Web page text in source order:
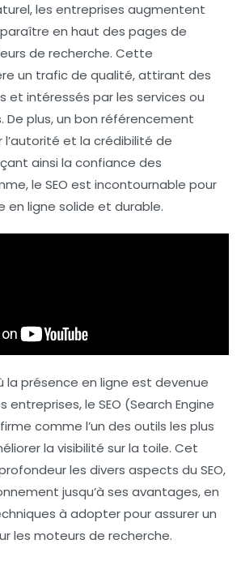
, les entreprises augmentent
en haut des pages de
de recherche. Cette
un trafic de qualité, attirant des
et intéressés par les services ou
plus, un bon référencement
et la crédibilité de
ainsi la confiance des
le SEO est incontournable pour
en ligne solide et durable.
la présence en ligne est devenue
entreprises, le SEO (Search Engine
comme l’un des outils les plus
la visibilité sur la toile. Cet
les divers aspects du SEO,
jusqu’à ses avantages, en
à adopter pour assurer un
les moteurs de recherche.